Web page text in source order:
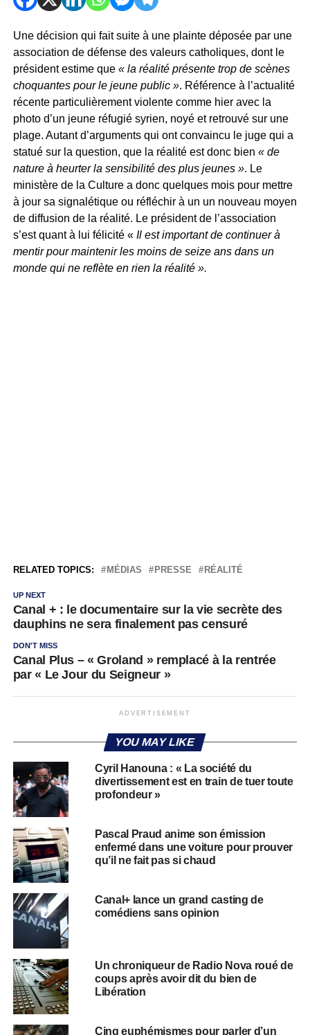
Une décision qui fait suite à une plainte déposée par une
association de défense des valeurs catholiques, dont le
président estime que « la réalité présente trop de scènes
choquantes pour le jeune public ». Référence à l’actualité
récente particulièrement violente comme hier avec la
photo d’un jeune réfugié syrien, noyé et retrouvé sur une
plage. Autant d’arguments qui ont convaincu le juge qui a
statué sur la question, que la réalité est donc bien « de
nature à heurter la sensibilité des plus jeunes ». Le
ministère de la Culture a donc quelques mois pour mettre
à jour sa signalétique ou réfléchir à un un nouveau moyen
de diffusion de la réalité. Le président de l’association
s’est quant à lui félicité «Il est important de continuer à
mentir pour maintenir les moins de seize ans dans un
monde qui ne reflète en rien la réalité ».
RELATED TOPICS: MÉDIAS PRESSE RÉALITÉ
UP NEXT
Canal + : le documentaire sur la vie secrète des
dauphins ne sera finalement pas censuré
DON'T MISS
Canal Plus – « Groland » remplacé à la rentrée
par « Le Jour du Seigneur »
ADVERTISEMENT
YOU MAY LIKE
Cyril Hanouna : « La société du
divertissement est en train de tuer toute
profondeur »
Pascal Praud anime son émission
enfermé dans une voiture pour prouver
qu’il ne fait pas si chaud
Canal+ lance un grand casting de
comédiens sans opinion
Un chroniqueur de Radio Nova roué de
coups après avoir dit du bien de
Libération
Cinq euphémismes pour parler d’un